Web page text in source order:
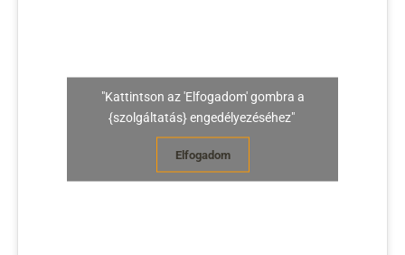
"Kattintson az 'Elfogadom' gombra a
{szolgáltatás} engedélyezéséhez"
Elfogadom